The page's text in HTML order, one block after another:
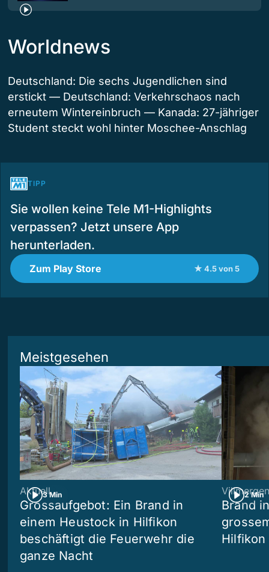
Worldnews
Deutschland: Die sechs Jugendlichen sind
erstickt — Deutschland: Verkehrschaos nach
erneutem Wintereinbruch — Kanada: 27-jähriger
Student steckt wohl hinter Moschee-Anschlag
TIPP
Sie wollen keine Tele M1-Highlights
verpassen? Jetzt unsere App
herunterladen.
Zum Play Store ★ 4.5 von 5
Meistgesehen
3 Min
Aktuell
Grossaufgebot: Ein Brand in
einem Heustock in Hilfikon
beschäftigt die Feuerwehr die
ganze Nacht
2 Min
Villmergen
Brand
Hilfikon